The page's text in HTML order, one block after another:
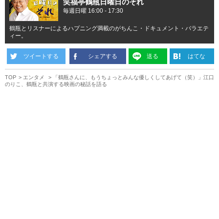
笑福亭鶴瓶日曜日のそれ
毎週日曜 16:00 - 17:30
鶴瓶とリスナーによるハプニング満載のがちんこ・ドキュメント・バラエテ
ィー。
ツイートする シェアする 送る はてな
TOP エンタメ
「鶴瓶さんに、もうちょっとみんな優しくしてあげて（笑）」江口
のりこ、鶴瓶と共演する映画の秘話を語る